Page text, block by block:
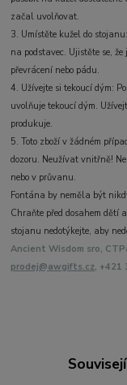
začal uvolňovat.
3. Umístěte kužel do
na podstavec. Ujistěte se,
převrácení nebo pádu.
4. Užívejte si tekoucí dým:
uvolňuje tekoucí dým.
produkuje.
5. Toto zboží v žádném
dozoru. Neužívat vnitřně!
nebo v průvanu.
Fontána by neměla být
Chraňte před dosahem dětí
stojanu nedotýkejte, aby
Ancient Wisdom sro,
prodej@awgifts.cz, +421